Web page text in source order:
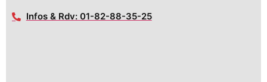
Infos & Rdv: 01-82-88-35-25